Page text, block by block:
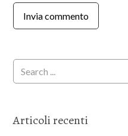
Articoli recenti